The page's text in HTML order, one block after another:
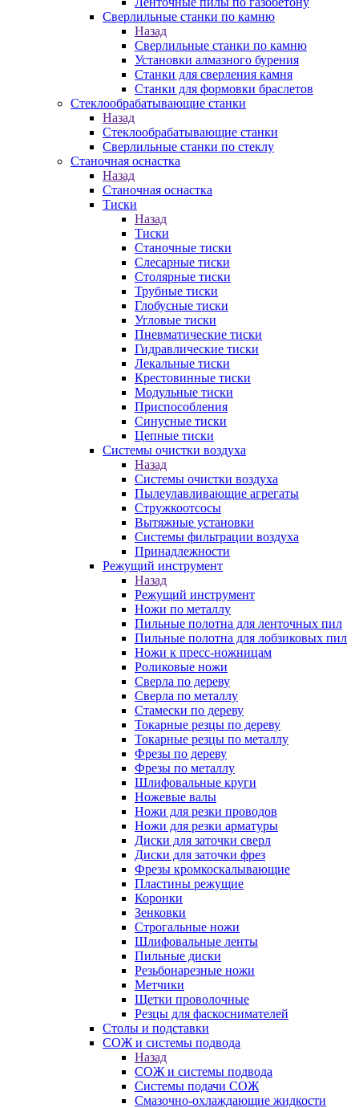
Сверлильные станки по камню
Назад
Сверлильные станки по камню
Установки алмазного бурения
Станки для сверления камня
Станки для формовки браслетов
Стеклообрабатывающие станки
Назад
Стеклообрабатывающие станки
Сверлильные станки по стеклу
Станочная оснастка
Назад
Станочная оснастка
Тиски
Назад
Тиски
Станочные тиски
Слесарные тиски
Столярные тиски
Трубные тиски
Глобусные тиски
Угловые тиски
Пневматические тиски
Гидравлические тиски
Лекальные тиски
Крестовинные тиски
Модульные тиски
Приспособления
Синусные тиски
Цепные тиски
Системы очистки воздуха
Назад
Системы очистки воздуха
Пылеулавливающие агрегаты
Стружкоотсосы
Вытяжные установки
Системы фильтрации воздуха
Принадлежности
Режущий инструмент
Назад
Режущий инструмент
Ножи по металлу
Пильные полотна для ленточных пил
Пильные полотна для лобзиковых пил
Ножи к пресс-ножницам
Роликовые ножи
Сверла по дереву
Сверла по металлу
Стамески по дереву
Токарные резцы по дереву
Токарные резцы по металлу
Фрезы по дереву
Фрезы по металлу
Шлифовальные круги
Ножевые валы
Ножи для резки проводов
Ножи для резки арматуры
Диски для заточки сверл
Диски для заточки фрез
Фрезы кромкоскалывающие
Пластины режущие
Коронки
Зенковки
Строгальные ножи
Шлифовальные ленты
Пильные диски
Резьбонарезные ножи
Метчики
Щетки проволочные
Резцы для фаскоснимателей
Столы и подставки
СОЖ и системы подвода
Назад
СОЖ и системы подвода
Системы подачи СОЖ
Смазочно-охлаждающие жидкости